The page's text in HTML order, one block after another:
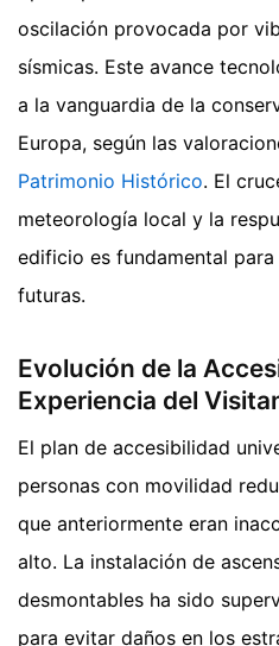
oscilación provocada por
sísmicas. Este avance
a la vanguardia de la
Europa, según las
Patrimonio Histórico. El
meteorología local y la
edificio es fundamental
futuras.
Evolución de la
Experiencia del
El plan de accesibilidad
personas con movilidad
que anteriormente eran
alto. La instalación de
desmontables ha sido
para evitar daños en los